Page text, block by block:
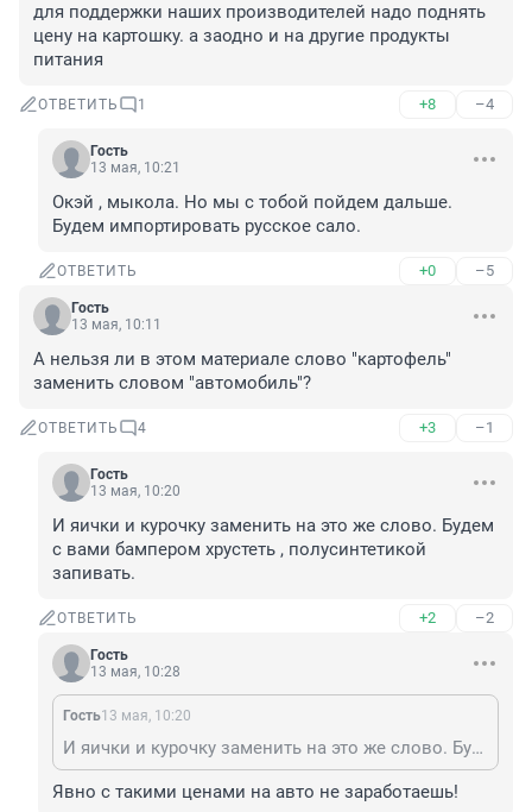
для поддержки наших производителей надо поднять
цену на картошку. а заодно и на другие продукты
питания
ОТВЕТИТЬ 1 +8 –4
Гость
13 мая, 10:21
Окэй , мыкола. Но мы с тобой пойдем дальше.
Будем импортировать русское сало.
ОТВЕТИТЬ +0 –5
Гость
13 мая, 10:11
А нельзя ли в этом материале слово "картофель"
заменить словом "автомобиль"?
ОТВЕТИТЬ 4 +3 –1
Гость
13 мая, 10:20
И яички и курочку заменить на это же слово. Будем
с вами бампером хрустеть , полусинтетикой
запивать.
ОТВЕТИТЬ +2 –2
Гость
13 мая, 10:28
Гость13 мая, 10:20
И яички и курочку заменить на это же слово. Будем с вами бампером хрустеть , полусинтетикой запивать.
Явно с такими ценами на авто не заработаешь!